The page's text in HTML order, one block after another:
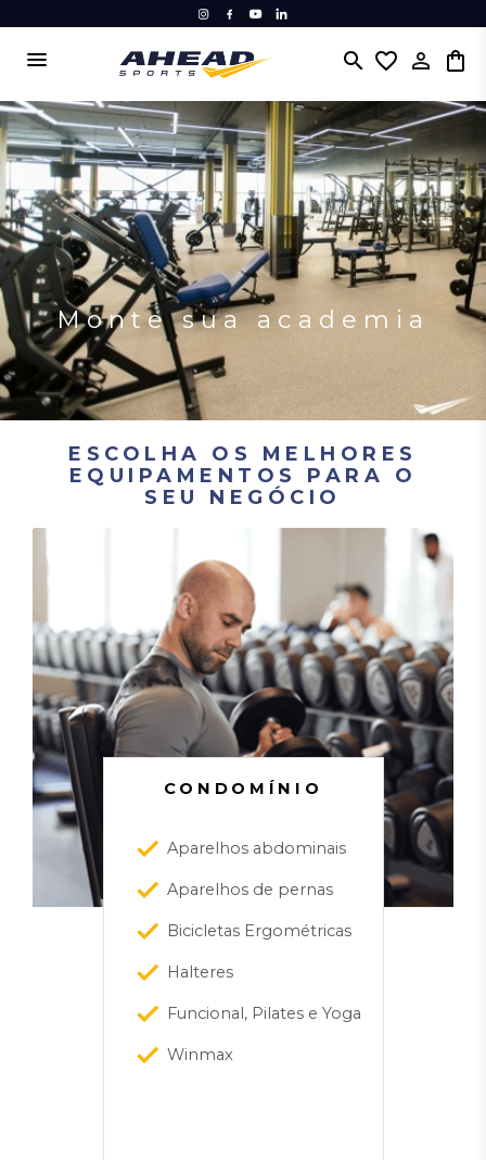
menu search favorite_border
Monte sua academia
ESCOLHA OS MELHORES
EQUIPAMENTOS PARA O
SEU NEGÓCIO
CONDOMÍNIO
Aparelhos abdominais
Aparelhos de pernas
Bicicletas Ergométricas
Halteres
Funcional, Pilates e Yoga
Winmax